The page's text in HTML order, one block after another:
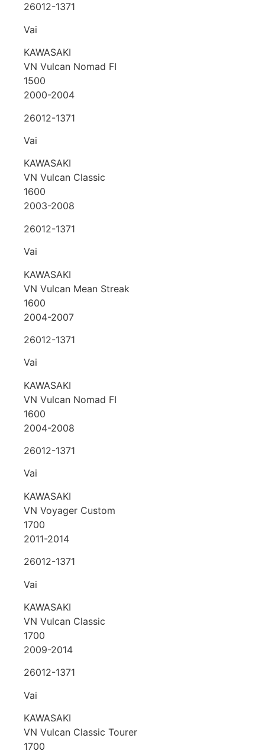
26012-1371
Vai
KAWASAKI
VN Vulcan Nomad FI
1500
2000-2004
26012-1371
Vai
KAWASAKI
VN Vulcan Classic
1600
2003-2008
26012-1371
Vai
KAWASAKI
VN Vulcan Mean Streak
1600
2004-2007
26012-1371
Vai
KAWASAKI
VN Vulcan Nomad FI
1600
2004-2008
26012-1371
Vai
KAWASAKI
VN Voyager Custom
1700
2011-2014
26012-1371
Vai
KAWASAKI
VN Vulcan Classic
1700
2009-2014
26012-1371
Vai
KAWASAKI
VN Vulcan Classic Tourer
1700